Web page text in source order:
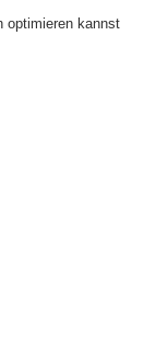
optimieren kannst